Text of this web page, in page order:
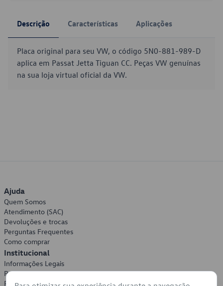
Descrição Características Aplicações
Placa original para seu VW, o código 5N0-881-989-D
aplica em Passat Jetta Tiguan CC. Peças VW genuínas
na sua loja virtual oficial da VW.
Ajuda
Quem Somos
Atendimento (SAC)
Devoluções e trocas
Perguntas Frequentes
Como comprar
Institucional
Informações Legais
Política de Privacidade
Política de Cookies